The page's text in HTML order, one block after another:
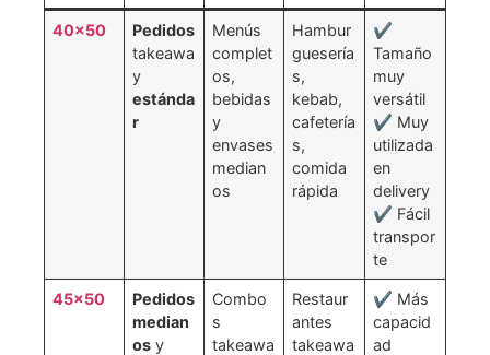
40×50
Pedidos
takeawa
y
estánda
r
Menús
complet
os,
bebidas
y
envases
median
os
Hambur
guesería
s,
kebab,
cafetería
s,
comida
rápida
✔
Tamaño
muy
versátil
✔ Muy
utilizada
en
delivery
✔ Fácil
transpor
te
45×50
Pedidos
median
os y
Combo
s
takeawa
Restaur
antes
takeawa
✔ Más
capacid
ad